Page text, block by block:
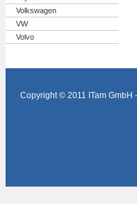
Volkswagen
VW
Volvo
Copyright © 2011 ITam GmbH